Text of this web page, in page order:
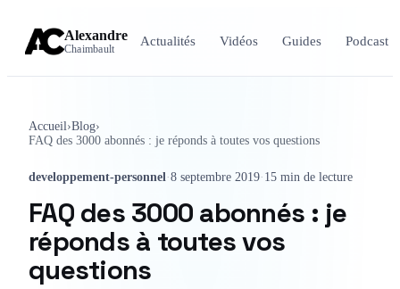
Alexandre
Chaimbault
Actualités Vidéos Guides Podcast
Accueil›Blog›
FAQ des 3000 abonnés : je réponds à toutes vos questions
developpement-personnel·8 septembre 2019·15 min de lecture
FAQ des 3000 abonnés : je
réponds à toutes vos
questions